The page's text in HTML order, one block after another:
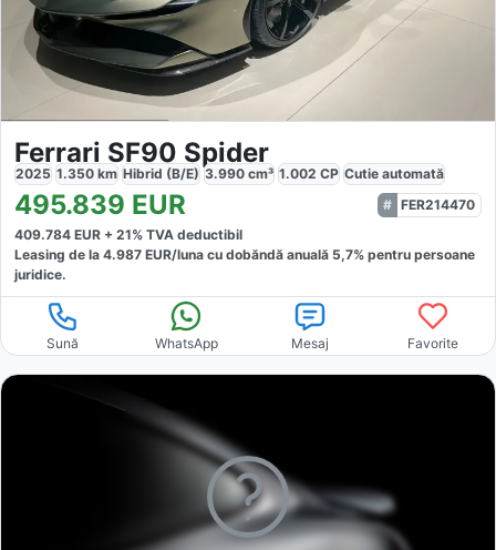
Ferrari SF90 Spider
2025 1.350 km Hibrid (B/E) 3.990 cm³ 1.002 CP Cutie automată
495.839 EUR
FER214470
409.784 EUR + 21% TVA deductibil
Leasing de la 4.987 EUR/luna cu dobăndă anuală 5,7% pentru persoane
juridice.
Sună WhatsApp Mesaj Favorite